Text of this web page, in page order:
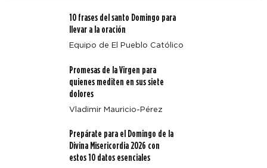
10 frases del santo Domingo para
llevar a la oración
Equipo de El Pueblo Católico
Promesas de la Virgen para
quienes mediten en sus siete
dolores
Vladimir Mauricio-Pérez
Prepárate para el Domingo de la
Divina Misericordia 2026 con
estos 10 datos esenciales